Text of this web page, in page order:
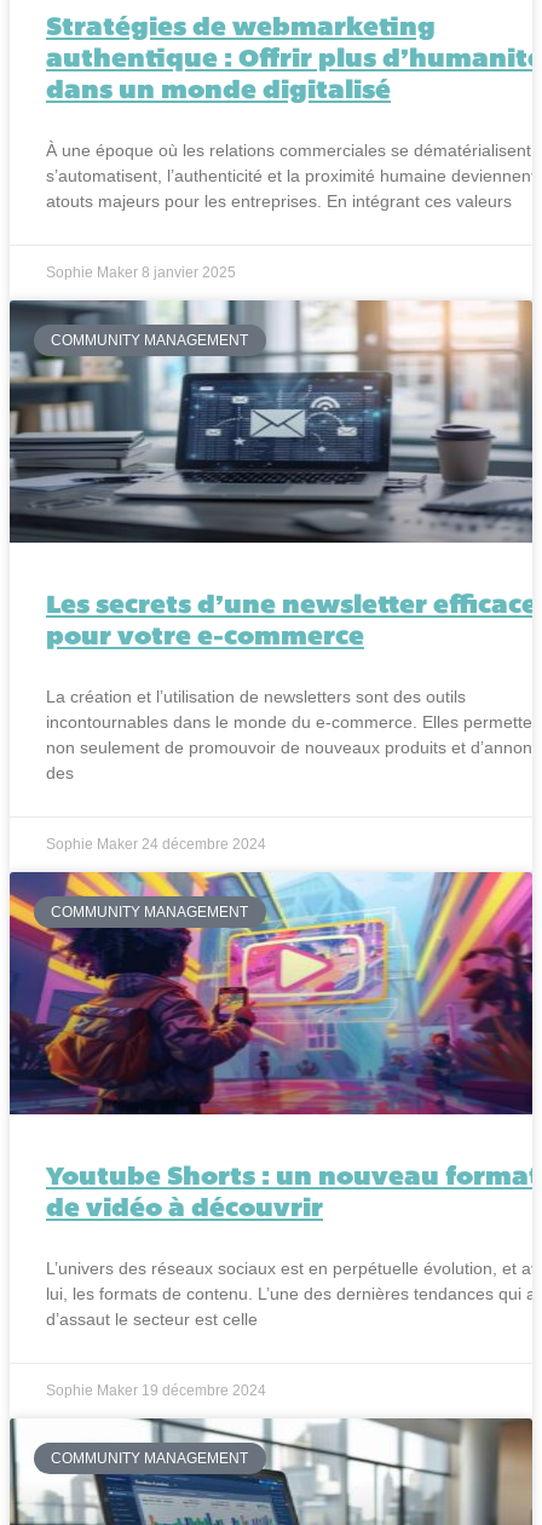
Stratégies de webmarketing
authentique : Offrir plus d’humanité
dans un monde digitalisé
À une époque où les relations commerciales se dématérialisent
s’automatisent, l’authenticité et la proximité humaine deviennent
atouts majeurs pour les entreprises. En intégrant ces valeurs
Sophie Maker 8 janvier 2025
COMMUNITY MANAGEMENT
Les secrets d’une newsletter efficace
pour votre e-commerce
La création et l’utilisation de newsletters sont des outils
incontournables dans le monde du e-commerce. Elles
non seulement de promouvoir de nouveaux produits et
des
Sophie Maker 24 décembre 2024
COMMUNITY MANAGEMENT
Youtube Shorts : un nouveau format
de vidéo à découvrir
L’univers des réseaux sociaux est en perpétuelle évolution, et
lui, les formats de contenu. L’une des dernières tendances qui a
d’assaut le secteur est celle
Sophie Maker 19 décembre 2024
COMMUNITY MANAGEMENT